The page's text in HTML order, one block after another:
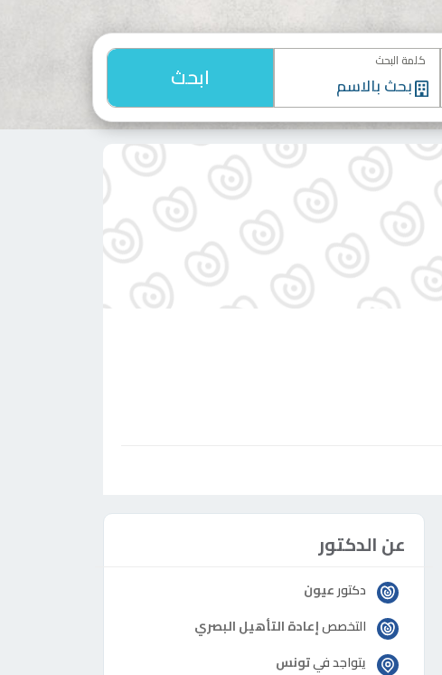
كلمة البحث ابحث
عن الدكتور
دكتورعيون
التخصصإعادة التأهيل البصري
يتواجد فيتونس